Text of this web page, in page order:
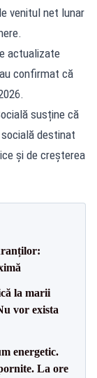
venitul net lunar
actualizate
confirmat că
susține că
destinat
și de creșterea
la marii
vor exista
energetic.
La ore